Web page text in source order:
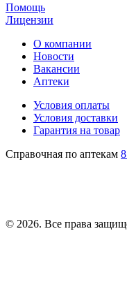
Помощь
Лицензии
О компании
Новости
Вакансии
Аптеки
Условия оплаты
Условия доставки
Гарантия на товар
Справочная по аптекам
© 2026. Все права